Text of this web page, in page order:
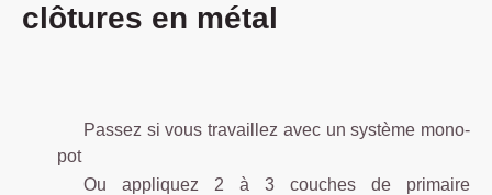
clôtures en métal
Passez si vous travaillez avec un système mono-
pot
Ou appliquez 2 à 3 couches de primaire